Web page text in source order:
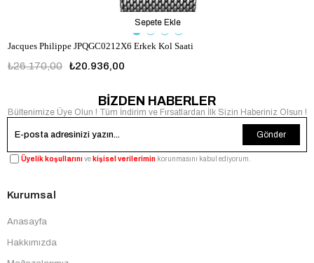
Jacques Philippe JPQGC0212X6 Erkek Kol Saati
₺20.936,00
₺26.170,00
Sepete Ekle
BİZDEN HABERLER
Bültenimize Üye Olun ! Tüm İndirim ve Fırsatlardan İlk Sizin Haberiniz Olsun !
Gönder
Üyelik koşullarınıve kişisel verilerimin korunmasını kabul ediyorum.
Kurumsal
Anasayfa
Hakkımızda